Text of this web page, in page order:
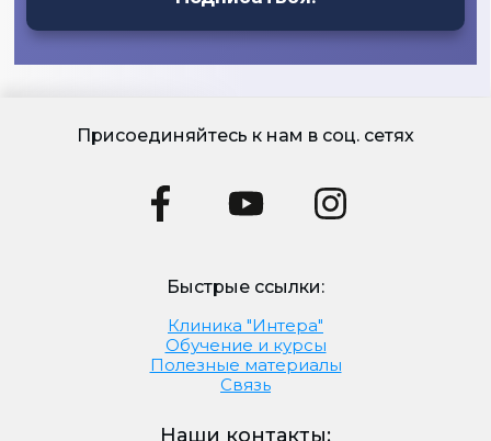
Наши контакты:
Быстрые ссылки:
Клиника "Интера"
Обучение и курсы
Полезные материалы
Связь
Присоединяйтесь к нам в соц. сетях